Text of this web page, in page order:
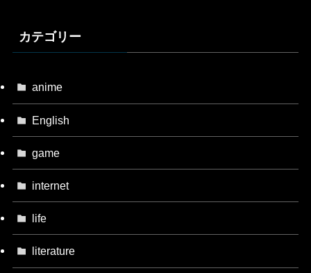
カテゴリー
anime
English
game
internet
life
literature